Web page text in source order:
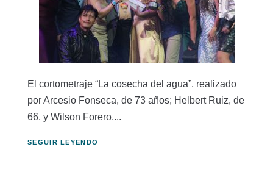
El cortometraje “La cosecha del agua”, realizado
por Arcesio Fonseca, de 73 años; Helbert Ruiz, de
66, y Wilson Forero,...
SEGUIR LEYENDO